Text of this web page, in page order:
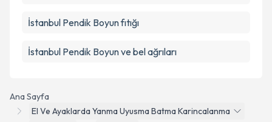
Ana Sayfa
El Ve Ayaklarda Yanma Uyusma Batma Karincalanma
İstanbul Pendik Boyun fıtığı
İstanbul Pendik Boyun ve bel ağrıları